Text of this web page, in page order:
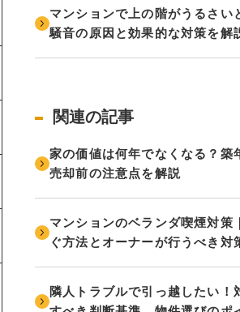
マンションで上の階がうるさい
騒音の原因と効果的な対策を解
関連の記事
家の価値は何年でなくなる？築
売却前の注意点を解説
マンションのベランダ喫煙対策
ぐ方法とオーナーが行うべき対
隣人トラブルで引っ越したい！